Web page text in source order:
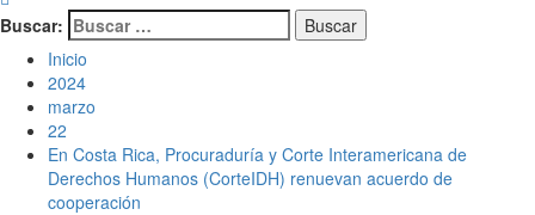
Buscar:
Inicio
2024
marzo
22
En Costa Rica, Procuraduría y Corte Interamericana de
Derechos Humanos (CorteIDH) renuevan acuerdo de
cooperación